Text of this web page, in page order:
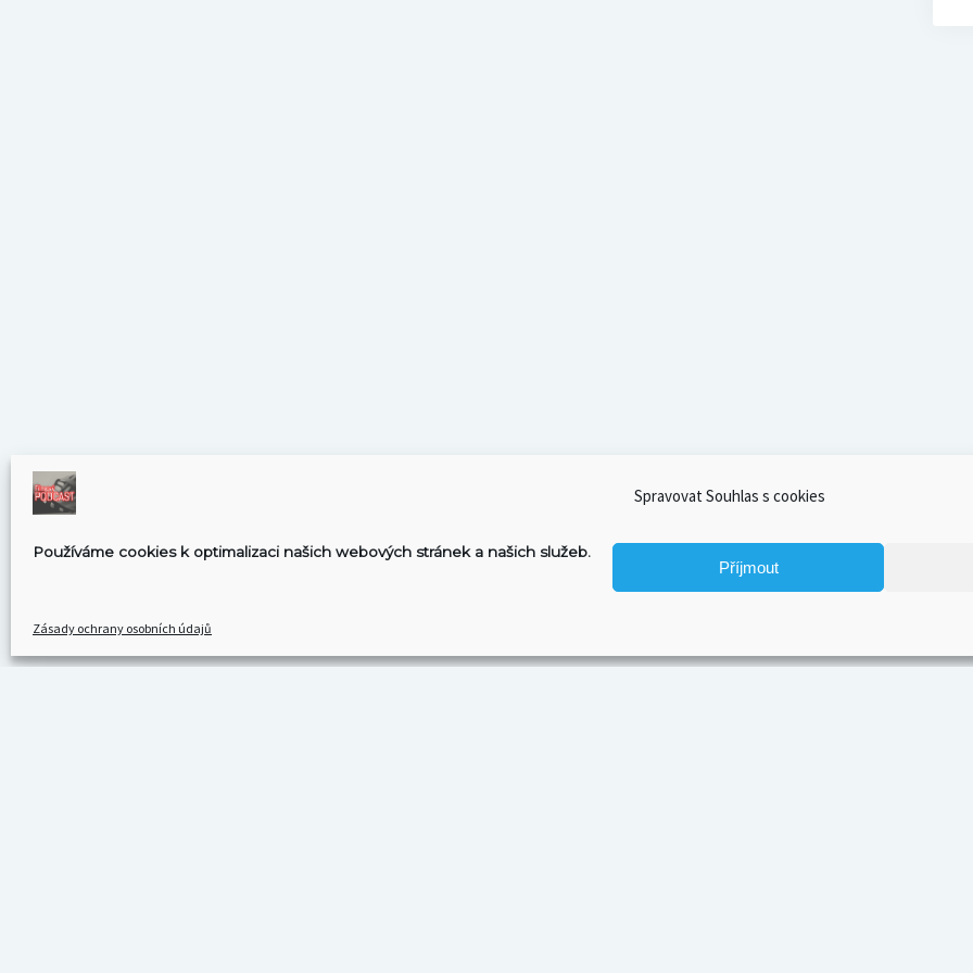
Spravovat Souhlas s cookies
Používáme cookies k optimalizaci našich webových stránek a našich služeb.
Příjmout
Zásady ochrany osobních údajů